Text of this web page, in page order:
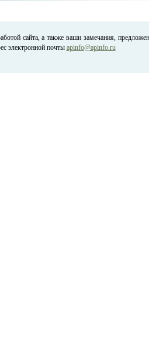
сайта, а также ваши замечания,
электронной почты apinfo@apinfo.ru